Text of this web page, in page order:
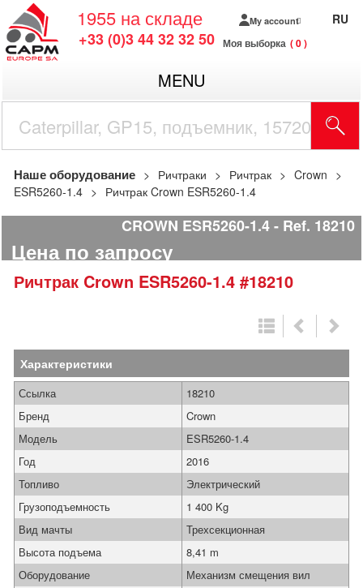
1955 на складе
+33 (0)3 44 32 32 50
My account
Моя выборка 0
RU
MENU
Наше оборудование Ричтраки Ричтрак
Crown
ESR5260-1.4
Ричтрак Crown ESR5260-1.4
CROWN ESR5260-1.4 Ref. 18210
Цена по запросу
Ричтрак Crown ESR5260-1.4 #18210
Характеристики
Ссылка
18210
Бренд
Crown
Модель
ESR5260-1.4
Год
2016
Топливо
Электрический
Грузоподъемность
1 400 Kg
Вид мачты
Трехсекционная
Высота подъема
8,41 m
Оборудование
Механизм смещения вил